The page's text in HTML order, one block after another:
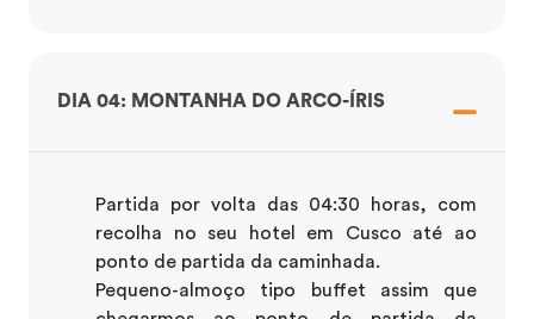
DIA 04: MONTANHA DO ARCO-ÍRIS
Partida por volta das 04:30 horas, com
recolha no seu hotel em Cusco até ao
ponto de partida da caminhada.
Pequeno-almoço tipo buffet assim que